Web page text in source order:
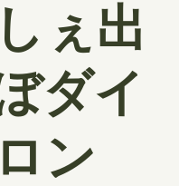
ぇ出
ダイ
ン